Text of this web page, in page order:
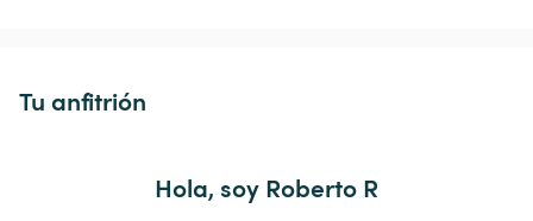
Tu anfitrión
Hola, soy Roberto R